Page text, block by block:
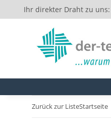
Ihr direkter Draht zu uns:
Zurück zur ListeStartseite